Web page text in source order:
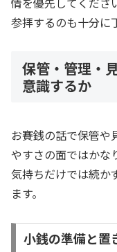
参拝するのも十分に
保管・管理・
意識するか
お賽銭の話で保管や
やすさの面ではかな
気持ちだけでは続か
ます。
小銭の準備と置